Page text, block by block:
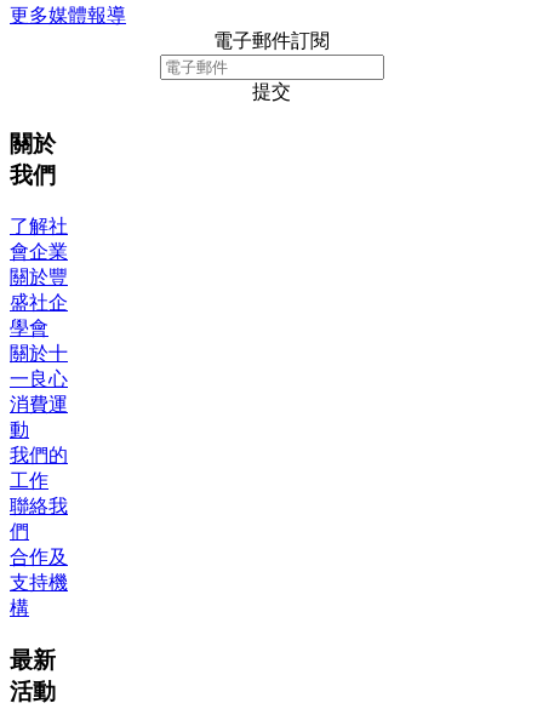
更多媒體報導
電子郵件訂閱
提交
關於
我們
了解社
會企業
關於豐
盛社企
學會
關於十
一良心
消費運
動
我們的
工作
聯絡我
們
合作及
支持機
構
最新
活動